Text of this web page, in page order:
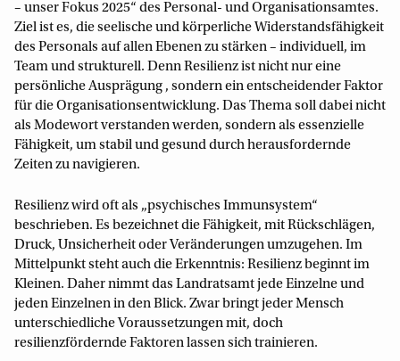
– unser Fokus 2025“ des Personal- und Organisationsamtes.
Ziel ist es, die seelische und körperliche Widerstandsfähigkeit
des Personals auf allen Ebenen zu stärken – individuell, im
Team und strukturell. Denn Resilienz ist nicht nur eine
persönliche Ausprägung , sondern ein entscheidender Faktor
für die Organisationsentwicklung. Das Thema soll dabei nicht
als Modewort verstanden werden, sondern als essenzielle
Fähigkeit, um stabil und gesund durch herausfordernde
Zeiten zu navigieren.
Resilienz wird oft als „psychisches Immunsystem“
beschrieben. Es bezeichnet die Fähigkeit, mit Rückschlägen,
Druck, Unsicherheit oder Veränderungen umzugehen. Im
Mittelpunkt steht auch die Erkenntnis: Resilienz beginnt im
Kleinen. Daher nimmt das Landratsamt jede Einzelne und
jeden Einzelnen in den Blick. Zwar bringt jeder Mensch
unterschiedliche Voraussetzungen mit, doch
resilienzfördernde Faktoren lassen sich trainieren.